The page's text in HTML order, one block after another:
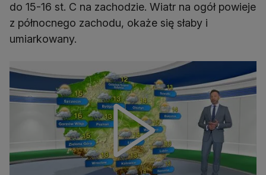
do 15-16 st. C na zachodzie. Wiatr na ogół powieje
z północnego zachodu, okaże się słaby i
umiarkowany.